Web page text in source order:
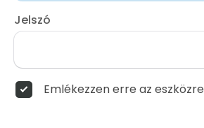
Jelszó
Emlékezzen erre az eszközre